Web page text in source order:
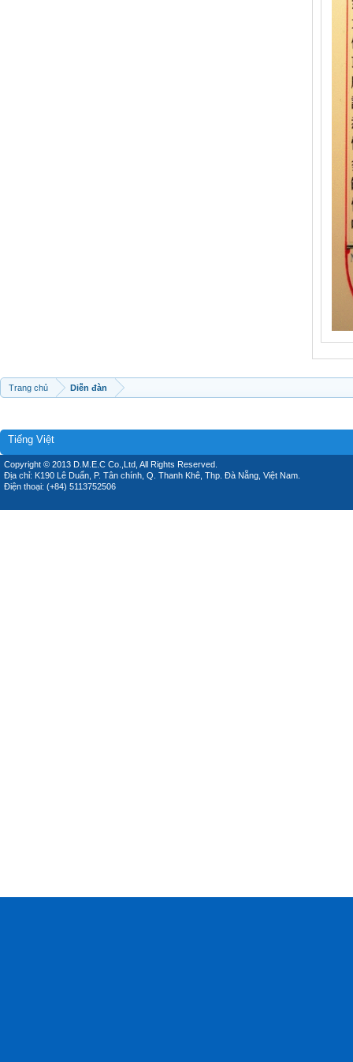
Trang chủ Diễn đàn
Tiếng Việt
Copyright © 2013 D.M.E.C Co.,Ltd, All Rights Reserved.
Địa chỉ: K190 Lê Duẩn, P. Tân chính, Q. Thanh Khê, Thp. Đà Nẵng, Việt Nam.
Điện thoại: (+84) 5113752506